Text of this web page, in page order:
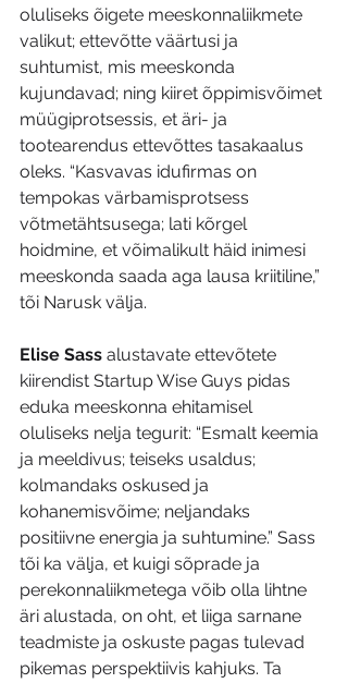
oluliseks õigete meeskonnaliikmete
valikut; ettevõtte väärtusi ja
suhtumist, mis meeskonda
kujundavad; ning kiiret õppimisvõimet
müügiprotsessis, et äri- ja
tootearendus ettevõttes tasakaalus
oleks. “Kasvavas idufirmas on
tempokas värbamisprotsess
võtmetähtsusega; lati kõrgel
hoidmine, et võimalikult häid inimesi
meeskonda saada aga lausa kriitiline,”
tõi Narusk välja.
Elise Sass alustavate ettevõtete
kiirendist Startup Wise Guys pidas
eduka meeskonna ehitamisel
oluliseks nelja tegurit: “Esmalt keemia
ja meeldivus; teiseks usaldus;
kolmandaks oskused ja
kohanemisvõime; neljandaks
positiivne energia ja suhtumine.” Sass
tõi ka välja, et kuigi sõprade ja
perekonnaliikmetega võib olla lihtne
äri alustada, on oht, et liiga sarnane
teadmiste ja oskuste pagas tulevad
pikemas perspektiivis kahjuks. Ta